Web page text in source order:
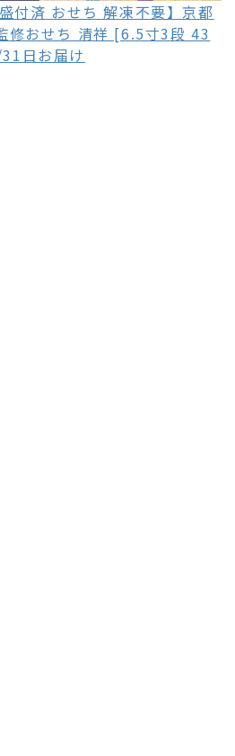
付済 おせち 解凍不要】京都
修おせち 清祥 [6.5寸3段 43
日お届け